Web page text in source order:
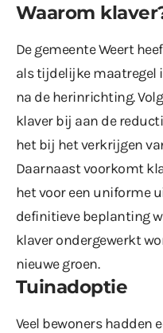
Waarom
De gemeente Weert
als tijdelijke maatregel
na de herinrichting.
klaver bij aan de
het bij het verkrijgen
Daarnaast voorkomt
het voor een uniforme
definitieve beplanting
klaver ondergewerkt
nieuwe groen.
Tuinadoptie
Veel bewoners hadden